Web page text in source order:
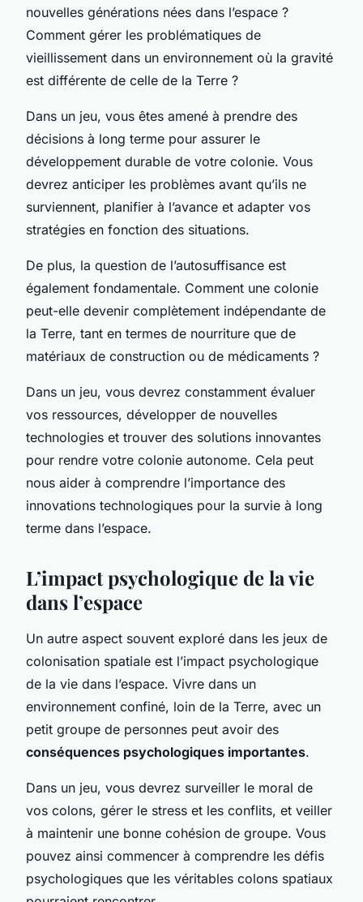
nouvelles générations nées dans l’espace ?
Comment gérer les problématiques de
vieillissement dans un environnement où la gravité
est différente de celle de la Terre ?
Dans un jeu, vous êtes amené à prendre des
décisions à long terme pour assurer le
développement durable de votre colonie. Vous
devrez anticiper les problèmes avant qu’ils ne
surviennent, planifier à l’avance et adapter vos
stratégies en fonction des situations.
De plus, la question de l’autosuffisance est
également fondamentale. Comment une colonie
peut-elle devenir complètement indépendante de
la Terre, tant en termes de nourriture que de
matériaux de construction ou de médicaments ?
Dans un jeu, vous devrez constamment évaluer
vos ressources, développer de nouvelles
technologies et trouver des solutions innovantes
pour rendre votre colonie autonome. Cela peut
nous aider à comprendre l’importance des
innovations technologiques pour la survie à long
terme dans l’espace.
L’impact psychologique de la vie
dans l’espace
Un autre aspect souvent exploré dans les jeux de
colonisation spatiale est l’impact psychologique
de la vie dans l’espace. Vivre dans un
environnement confiné, loin de la Terre, avec un
petit groupe de personnes peut avoir des
conséquences psychologiques importantes.
Dans un jeu, vous devrez surveiller le moral de
vos colons, gérer le stress et les conflits, et veiller
à maintenir une bonne cohésion de groupe. Vous
pouvez ainsi commencer à comprendre les défis
psychologiques que les véritables colons spatiaux